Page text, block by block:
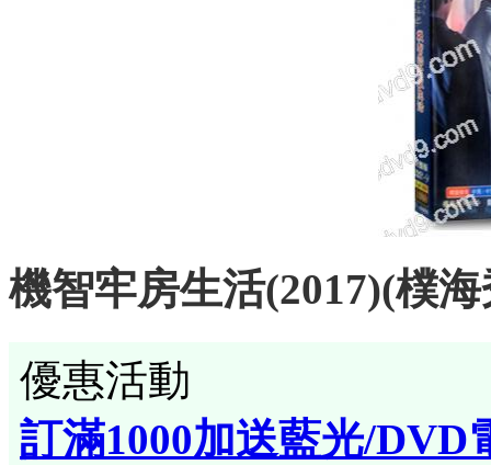
機智牢房生活(2017)(樸
優惠活動
訂滿1000加送藍光/DVD